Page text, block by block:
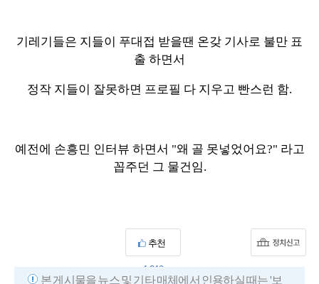
기레기들은 지들이 푸대접 받을땐 온갖 기사로 불만 표
출 하면서
정작 지들이 잘못하면 프로필 다 지우고 빤스런 함.
예전에 손흥민 인터뷰 하면서 "왜 골 못넣었어요?" 라고
꼽주던 그 물건임.
추천
1,310
본 게시물을 뉴스 및 기타 매체에서 인용하실 때는 '보